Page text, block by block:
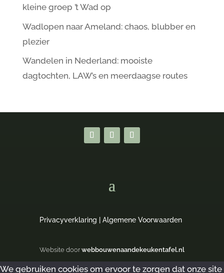
kleine groep ’t Wad op
Wadlopen naar Ameland: chaos, blubber en
plezier
Wandelen in Nederland: mooiste
dagtochten, LAW’s en meerdaagse routes
Privacyverklaring |Algemene Voorwaarden
Website doorwebbouwenaandekeukentafel.nl
We gebruiken cookies om ervoor te zorgen dat onze site